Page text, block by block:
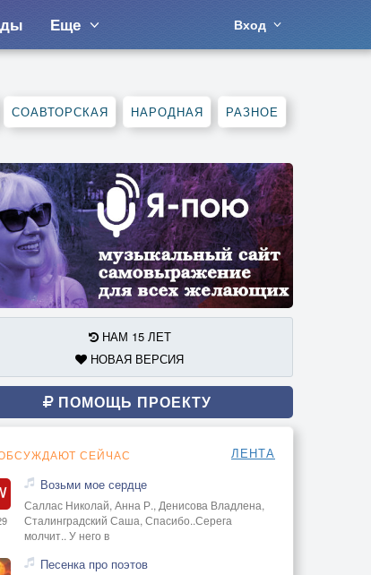
Еще Вход
СОАВТОРСКАЯ НАРОДНАЯ РАЗНОЕ
НАМ 15 ЛЕТ
НОВАЯ ВЕРСИЯ
ПОМОЩЬ ПРОЕКТУ
СЕЙЧАС ЛЕНТА
Возьми мое сердце
Саллас Николай, Анна Р., Денисова Владлена,
Сталинградский Саша, Спасибо..Серега
молчит.. У него в
Песенка про поэтов